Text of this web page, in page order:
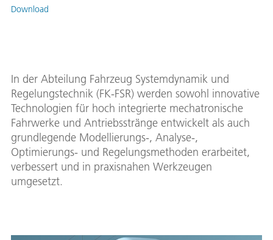
Download
In der Abteilung Fahrzeug Systemdynamik und
Regelungstechnik (FK-FSR) werden sowohl innovative
Technologien für hoch integrierte mechatronische
Fahrwerke und Antriebsstränge entwickelt als auch
grundlegende Modellierungs-, Analyse-,
Optimierungs- und Regelungsmethoden erarbeitet,
verbessert und in praxisnahen Werkzeugen
umgesetzt.